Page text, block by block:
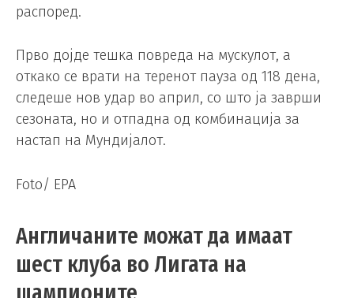
распоред.
Прво дојде тешка повреда на мускулот, а
откако се врати на теренот пауза од 118 дена,
следеше нов удар во април, со што ја заврши
сезоната, но и отпадна од комбинација за
настап на Мундијалот.
Foto/ EPA
Англичаните можат да имаат
шест клуба во Лигата на